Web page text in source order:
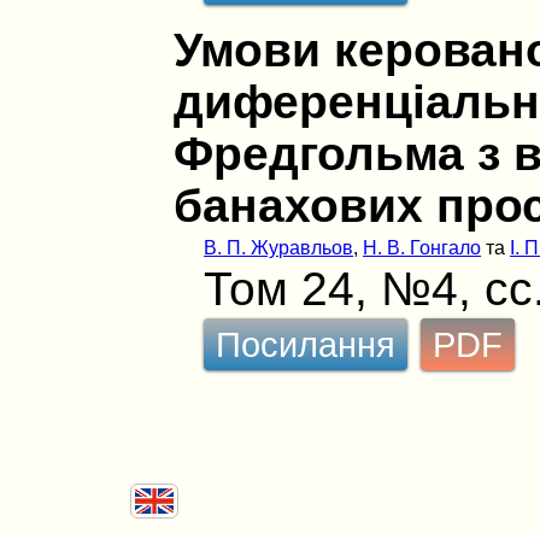
Умови
Фредгольма з
банахових
В. П. Журавльов, Н. В. Гонгало та І.
Том 24, №4,
Посилання PDF